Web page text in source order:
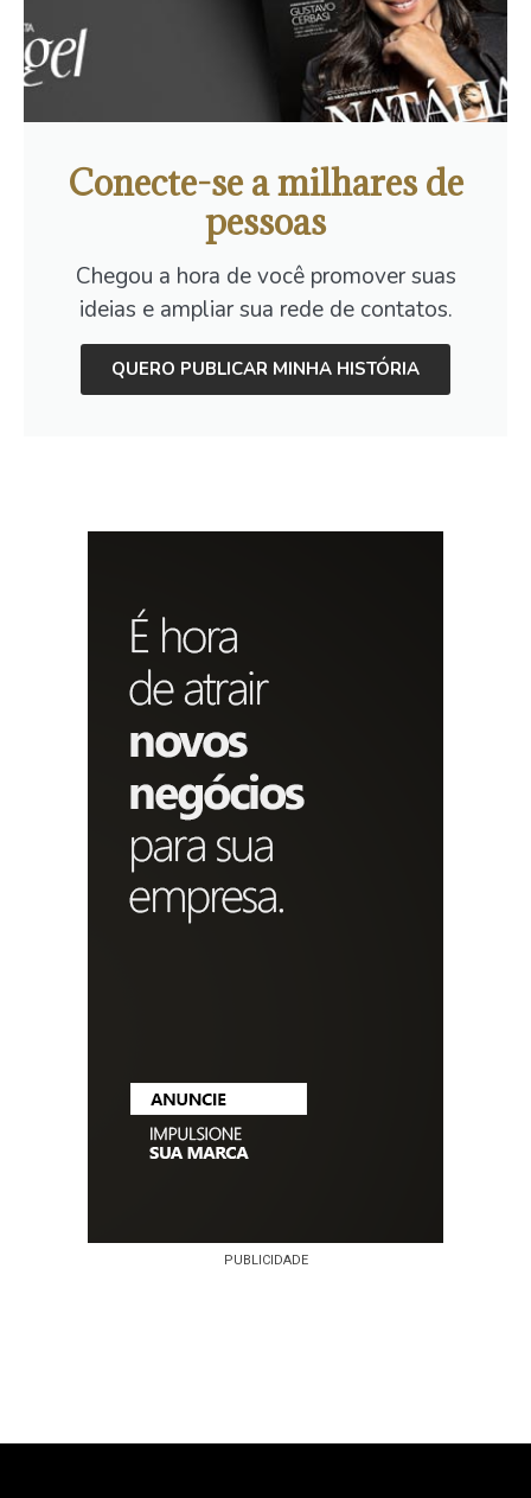
Conecte-se a milhares de
pessoas
Chegou a hora de você promover suas
ideias e ampliar sua rede de contatos.
QUERO PUBLICAR MINHA HISTÓRIA
PUBLICIDADE